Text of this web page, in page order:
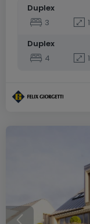
Duplex
3
Duplex
4